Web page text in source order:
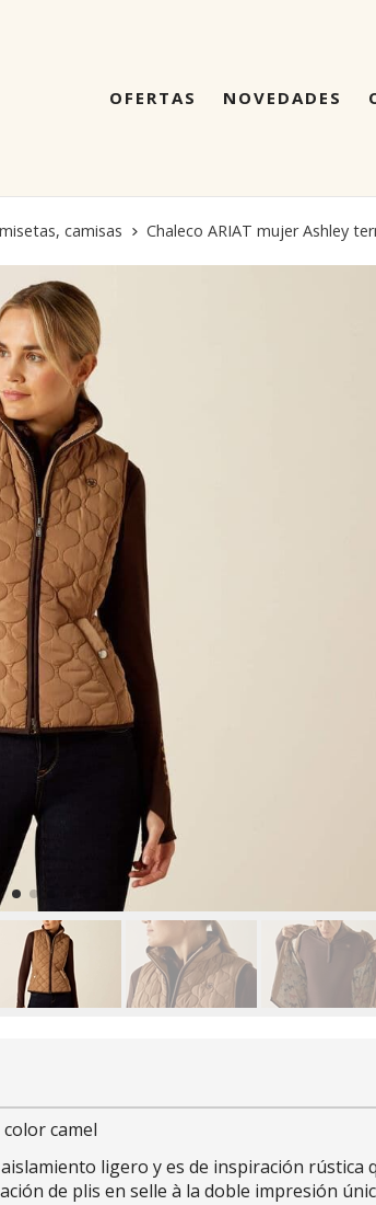
OFERTAS NOVEDADES
camisas Chaleco ARIAT mujer Ashley
camel
ligero y es de inspiración
de plis en selle à la doble impresión